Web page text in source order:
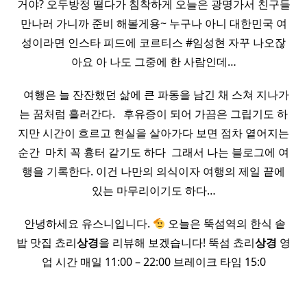
거야? 오두방정 떨다가 침착하게 오늘은 광명가서 친구들
만나러 가니까 준비 해볼게용~ 누구나 아니 대한민국 여
성이라면 인스타 피드에 코르티스 #임성현 자꾸 나오잖
아요 아 나도 그중에 한 사람인데…
​ ​ 여행은 늘 잔잔했던 삶에 큰 파동을 남긴 채 스쳐 지나가
는 꿈처럼 흘러간다. ​ ​ 후유증이 되어 가끔은 그립기도 하
지만 시간이 흐르고 현실을 살아가다 보면 점차 옅어지는
순간 ​ 마치 꼭 흉터 같기도 하다 ​ 그래서 나는 블로그에 여
행을 기록한다. 이건 나만의 의식이자 여행의 제일 끝에
있는 마무리이기도 하다…
​ 안녕하세요 유스니입니다.
오늘은 뚝섬역의 한식 솥
밥 맛집 쵸리상경을 리뷰해 보겠습니다! 뚝섬 쵸리상경 영
업 시간 매일 11:00 – 22:00 브레이크 타임 15:0